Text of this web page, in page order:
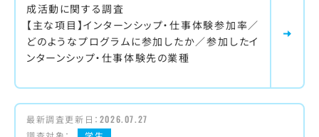
成活動に関する調査
【主な項目】インターンシップ・仕事体験参加率／
どのようなプログラムに参加したか／参加したイ
ンターンシップ・仕事体験先の業種
最新調査更新日： 2026.07.27